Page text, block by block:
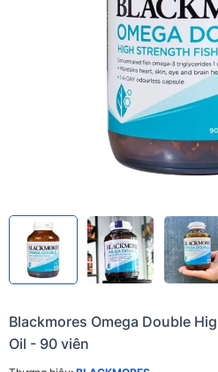
Blackmores Omega Double
Oil - 90 viên